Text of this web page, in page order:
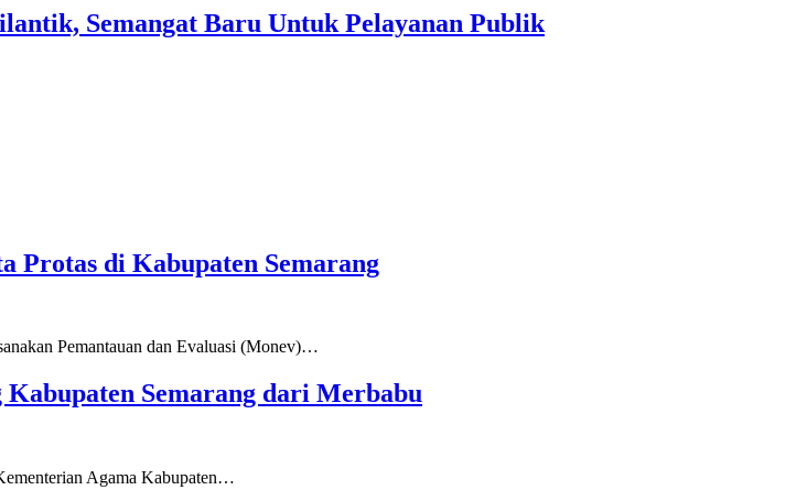
Semangat Baru Untuk Pelayanan Publik
Protas di Kabupaten Semarang
Pemantauan dan Evaluasi (Monev)…
Semarang dari Merbabu
Agama Kabupaten…